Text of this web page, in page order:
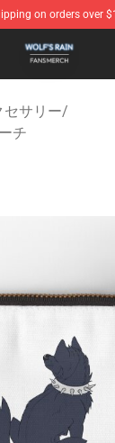
on orders over
Official Wolf's
セサリー/
チ